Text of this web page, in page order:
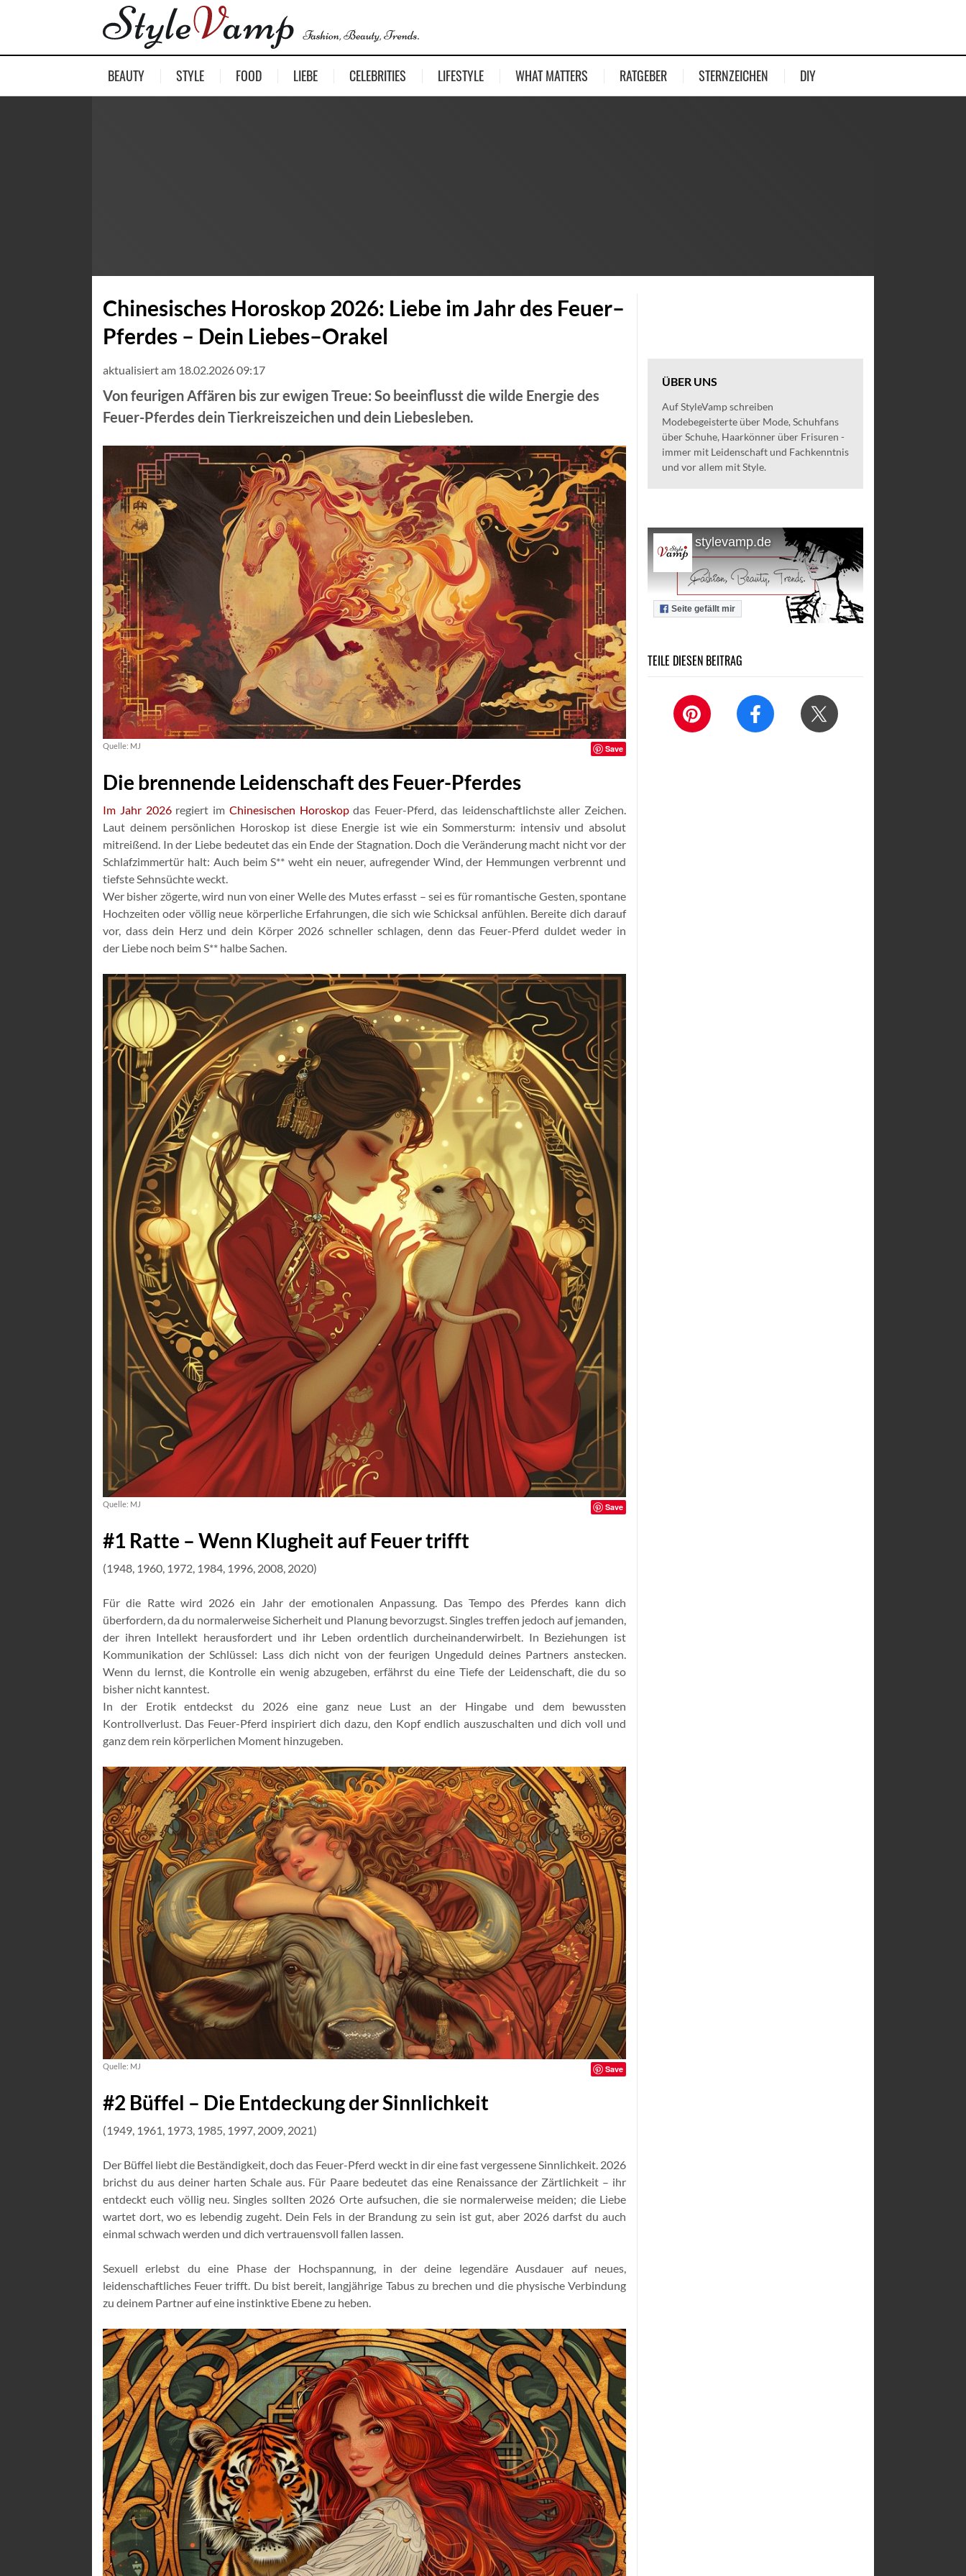
BEAUTY STYLE FOOD LIEBE CELEBRITIES LIFESTYLE WHAT MATTERS RATGEBER STERNZEICHEN DIY
Chinesisches Horoskop 2026: Liebe im Jahr des Feuer–
Pferdes – Dein Liebes–Orakel
aktualisiert am 18.02.2026 09:17
Von feurigen Affären bis zur ewigen Treue: So beeinflusst die wilde Energie des
Feuer-Pferdes dein Tierkreiszeichen und dein Liebesleben.
Quelle: MJ Save
Die brennende Leidenschaft des Feuer-Pferdes
Im Jahr 2026regiert im Chinesischen Horoskopdas Feuer-Pferd, das leidenschaftlichste aller Zeichen.
Laut deinem persönlichen Horoskop ist diese Energie ist wie ein Sommersturm: intensiv und absolut
mitreißend. In der Liebe bedeutet das ein Ende der Stagnation. Doch die Veränderung macht nicht vor der
Schlafzimmertür halt: Auch beim S** weht ein neuer, aufregender Wind, der Hemmungen verbrennt und
tiefste Sehnsüchte weckt.
Wer bisher zögerte, wird nun von einer Welle des Mutes erfasst – sei es für romantische Gesten, spontane
Hochzeiten oder völlig neue körperliche Erfahrungen, die sich wie Schicksal anfühlen. Bereite dich darauf
vor, dass dein Herz und dein Körper 2026 schneller schlagen, denn das Feuer-Pferd duldet weder in
der Liebe noch beim S** halbe Sachen.
Quelle: MJ Save
#1 Ratte – Wenn Klugheit auf Feuer trifft
(1948, 1960, 1972, 1984, 1996, 2008, 2020)
Für die Ratte wird 2026 ein Jahr der emotionalen Anpassung. Das Tempo des Pferdes kann dich
überfordern, da du normalerweise Sicherheit und Planung bevorzugst. Singles treffen jedoch auf jemanden,
der ihren Intellekt herausfordert und ihr Leben ordentlich durcheinanderwirbelt. In Beziehungen ist
Kommunikation der Schlüssel: Lass dich nicht von der feurigen Ungeduld deines Partners anstecken.
Wenn du lernst, die Kontrolle ein wenig abzugeben, erfährst du eine Tiefe der Leidenschaft, die du so
bisher nicht kanntest.
In der Erotik entdeckst du 2026 eine ganz neue Lust an der Hingabe und dem bewussten
Kontrollverlust. Das Feuer-Pferd inspiriert dich dazu, den Kopf endlich auszuschalten und dich voll und
ganz dem rein körperlichen Moment hinzugeben.
Quelle: MJ Save
#2 Büffel – Die Entdeckung der Sinnlichkeit
(1949, 1961, 1973, 1985, 1997, 2009, 2021)
Der Büffel liebt die Beständigkeit, doch das Feuer-Pferd weckt in dir eine fast vergessene Sinnlichkeit. 2026
brichst du aus deiner harten Schale aus. Für Paare bedeutet das eine Renaissance der Zärtlichkeit – ihr
entdeckt euch völlig neu. Singles sollten 2026 Orte aufsuchen, die sie normalerweise meiden; die Liebe
wartet dort, wo es lebendig zugeht. Dein Fels in der Brandung zu sein ist gut, aber 2026 darfst du auch
einmal schwach werden und dich vertrauensvoll fallen lassen.
Sexuell erlebst du eine Phase der Hochspannung, in der deine legendäre Ausdauer auf neues,
leidenschaftliches Feuer trifft. Du bist bereit, langjährige Tabus zu brechen und die physische Verbindung
zu deinem Partner auf eine instinktive Ebene zu heben.
ÜBER UNS
Auf StyleVamp schreiben
Modebegeisterte über Mode, Schuhfans
über Schuhe, Haarkönner über Frisuren -
immer mit Leidenschaft und Fachkenntnis
und vor allem mit Style.
stylevamp.de
Seite gefällt mir
TEILE DIESEN BEITRAG